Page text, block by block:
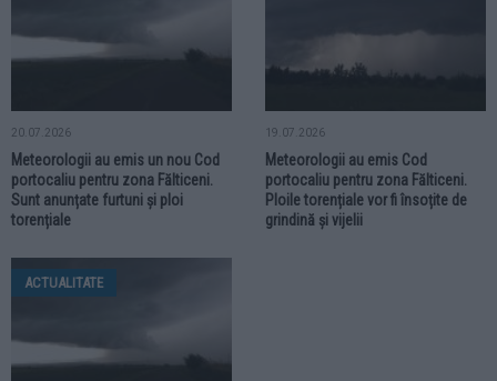
20.07.2026
Meteorologii au emis un nou Cod
portocaliu pentru zona Fălticeni.
Sunt anunțate furtuni și ploi
torențiale
19.07.2026
Meteorologii au emis Cod
portocaliu pentru zona Fălticeni.
Ploile torențiale vor fi însoțite de
grindină și vijelii
ACTUALITATE